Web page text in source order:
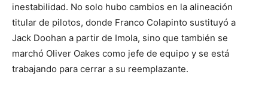
inestabilidad. No solo hubo cambios en la alineación
titular de pilotos, donde Franco Colapinto sustituyó a
Jack Doohan a partir de Imola, sino que también se
marchó Oliver Oakes como jefe de equipo y se está
trabajando para cerrar a su reemplazante.